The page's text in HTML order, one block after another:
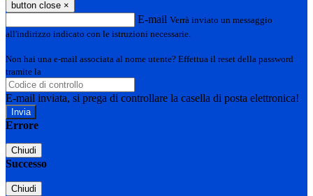
button close ×
E-mail Verrà inviato un messaggio
all'indirizzo indicato con le istruzioni necessarie.
Non hai una e-mail associata al nome utente? Effettua il reset della password
tramite la
E-mail inviata, si prega di controllare la casella di posta elettronica!
Errore
Chiudi
Successo
Chiudi